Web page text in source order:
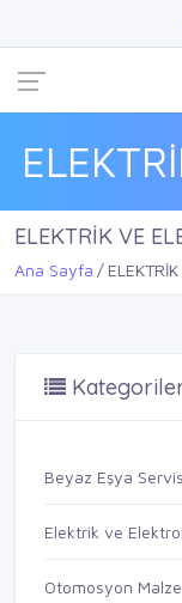
ELEKTRİK VE
Ana Sayfa
Beyaz Eşya
Elektrik ve
Otomosyon